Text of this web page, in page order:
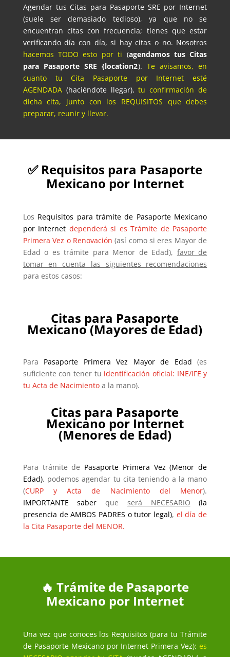
Agendar tus Citas para Pasaporte SRE por Internet
(suele ser demasiado tedioso), ya que no se
encuentran citas con frecuencia; tienes que estar
verificando día con día, si hay citas o no. Nosotros
hacemos TODO esto por ti (agendamos tus Citas
para Pasaporte SRE {location2). Te avisamos, en
cuanto tu Cita Pasaporte por Internet esté
AGENDADA(haciéndote llegar),tu confirmación de
dicha cita, junto con los REQUISITOS que debes
preparar, reunir y llevar.
✅ Requisitos para Pasaporte
Mexicano por Internet
Los Requisitos para trámite de Pasaporte Mexicano
por Internet dependerá si es Trámite de Pasaporte
Primera Vez o Renovación (así como si eres Mayor de
Edad o es trámite para Menor de Edad), favor de
tomar en cuenta las siguientes recomendaciones
para estos casos:
Citas para Pasaporte
Mexicano(Mayores de Edad)
Para Pasaporte Primera Vez Mayor de Edad (es
suficiente con tener tu identificación oficial: INE/IFE y
tu Acta de Nacimientoa la mano).
Citas para Pasaporte
Mexicano por Internet
(Menores de Edad)
Para trámite de Pasaporte Primera Vez (Menor de
Edad), podemos agendar tu cita teniendo a la mano
(CURP y Acta de Nacimiento del Menor).
IMPORTANTE saber que será NECESARIO
(la
presencia de AMBOS PADRES o tutor legal), el día de
la Cita Pasaporte del MENOR.
🔥 Trámite de Pasaporte
Mexicano por Internet
Una vez que conoces los Requisitos (para tu Trámite
de Pasaporte Mexicano por Internet Primera Vez);es